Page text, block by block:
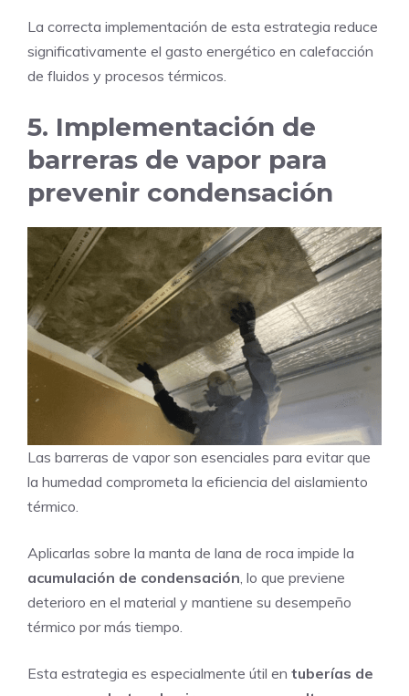
La correcta implementación de esta estrategia reduce
significativamente el gasto energético en calefacción
de fluidos y procesos térmicos.
5. Implementación de
barreras de vapor para
prevenir condensación
Las barreras de vapor son esenciales para evitar que
la humedad comprometa la eficiencia del aislamiento
térmico.
Aplicarlas sobre la manta de lana de roca impide la
acumulación de condensación , lo que previene
deterioro en el material y mantiene su desempeño
térmico por más tiempo.
Esta estrategia es especialmente útil en tuberías de